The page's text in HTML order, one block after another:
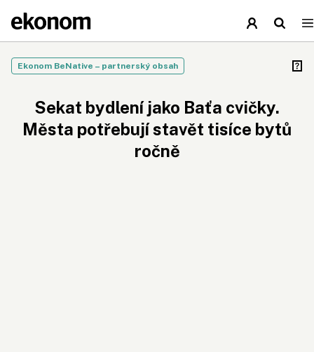
Ekonom BeNative – partnerský obsah
Sekat bydlení jako Baťa cvičky.
Města potřebují stavět tisíce bytů
ročně